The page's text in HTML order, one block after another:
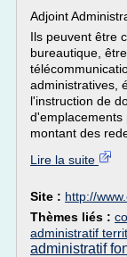
Adjoint
Ils peuvent être
bureautique,
administratives,
l'instruction de
d'emplacements
montant des
Lire la suite
Site : http://
Thèmes liés :
administratif
administratif